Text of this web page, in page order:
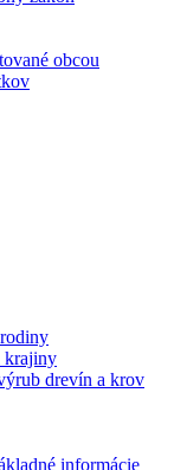
obcou
krajiny
drevín a krov
informácie